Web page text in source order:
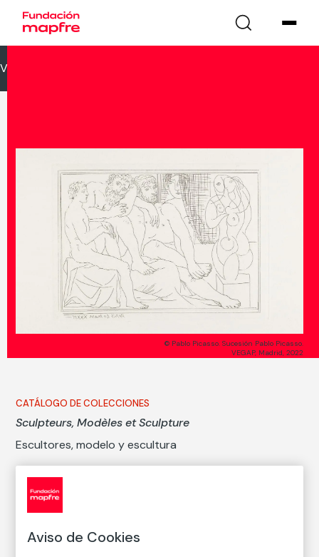
VOLVER
© Pablo Picasso. Sucesión Pablo Picasso.
VEGAP, Madrid, 2022
CATÁLOGO DE COLECCIONES
Sculpteurs, Modèles et Sculpture
Escultores, modelo y escultura
Pablo Picasso
Técnica
Aguafuerte sobre papel verjurado de Montval
Aviso de Cookies